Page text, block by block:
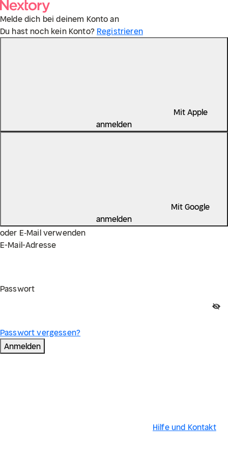
Melde dich bei deinem Konto an
Du hast noch kein Konto? Registrieren
Mit Apple
anmelden
Mit Google
anmelden
oder E‑Mail verwenden
E-Mail-Adresse
Passwort
Passwort vergessen?
Anmelden
Hilfe und Kontakt